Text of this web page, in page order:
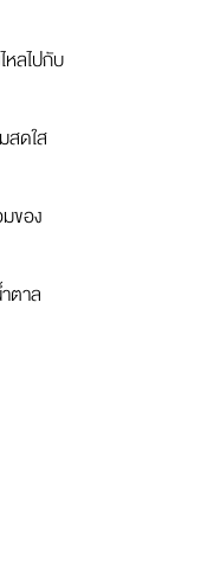
ลไปกับ
สดใส
ของ
ตาล